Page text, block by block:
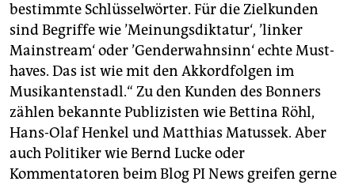
bestimmte Schlüsselwörter. Für die Zielkunden
sind Begriffe wie ’Meinungsdiktatur‘, ’linker
Mainstream‘ oder ’Genderwahnsinn‘ echte Must-
haves. Das ist wie mit den Akkordfolgen im
Musikantenstadl.“ Zu den Kunden des Bonners
zählen bekannte Publizisten wie Bettina Röhl,
Hans-Olaf Henkel und Matthias Matussek. Aber
auch Politiker wie Bernd Lucke oder
Kommentatoren beim Blog PI News greifen gerne